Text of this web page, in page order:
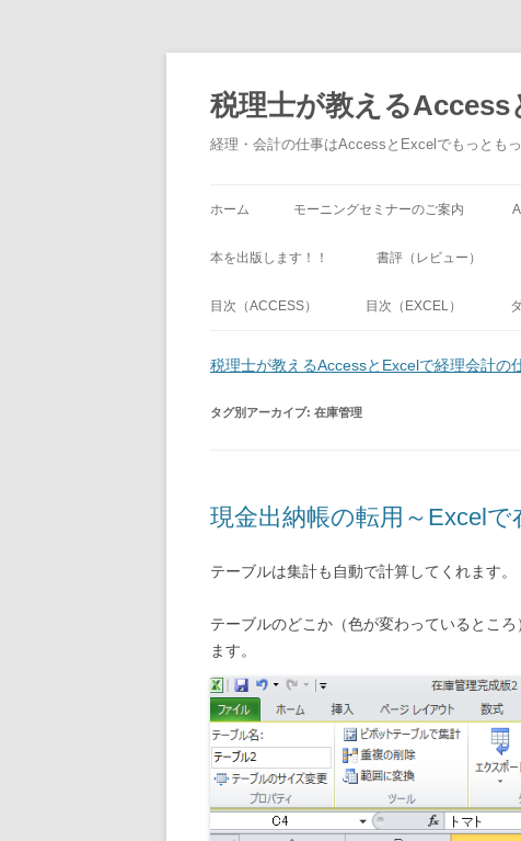
税理士が教えるAccess
経理・会計の仕事はAccessとExcelでもっとも
ホーム モーニングセミナーのご案内
本を出版します！！ 書評（レビュー）
目次（ACCESS） 目次（EXCEL）
税理士が教えるAccessとExcelで経理会計の
タグ別アーカイブ: 在庫管理
現金出納帳の転用～Excel
テーブルは集計も自動で計算してくれます。
テーブルのどこか（色が変わっているとこ
ます。